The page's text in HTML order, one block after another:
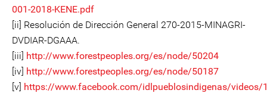
001-2018-KENE.pdf
[ii] Resolución de Dirección General 270-2015-MINAGRI-
DVDIAR-DGAAA.
[iii] http://www.forestpeoples.org/es/node/50204
[iv] http://www.forestpeoples.org/es/node/50187
[v] https://www.facebook.com/idlpueblosindigenas/videos/